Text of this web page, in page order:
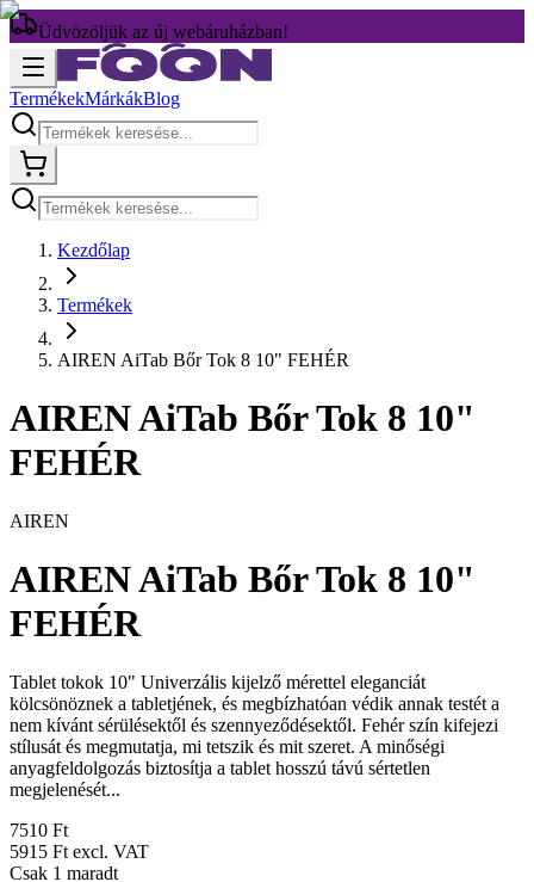
Üdvözöljük az új webáruházban!
TermékekMárkákBlog
Kezdőlap
Termékek
AIREN AiTab Bőr Tok 8 10" FEHÉR
AIREN AiTab Bőr Tok 8 10"
FEHÉR
AIREN
AIREN AiTab Bőr Tok 8 10"
FEHÉR
Tablet tokok 10" Univerzális kijelző mérettel eleganciát
kölcsönöznek a tabletjének, és megbízhatóan védik annak testét a
nem kívánt sérülésektől és szennyeződésektől. Fehér szín kifejezi
stílusát és megmutatja, mi tetszik és mit szeret. A minőségi
anyagfeldolgozás biztosítja a tablet hosszú távú sértetlen
megjelenését...
7510 Ft
5915 Ft excl. VAT
Csak 1 maradt